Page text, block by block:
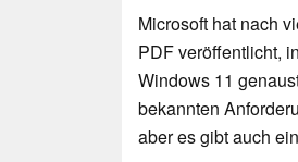
Microsoft hat nach
PDF veröffentlicht,
Windows 11
bekannten
aber es gibt auch